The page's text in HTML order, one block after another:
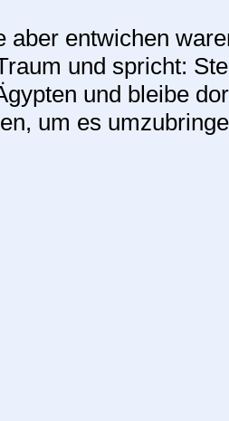
aber entwichen
und spricht:
und bleibe
um es